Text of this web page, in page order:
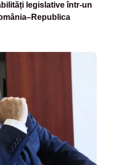
legislative într-un